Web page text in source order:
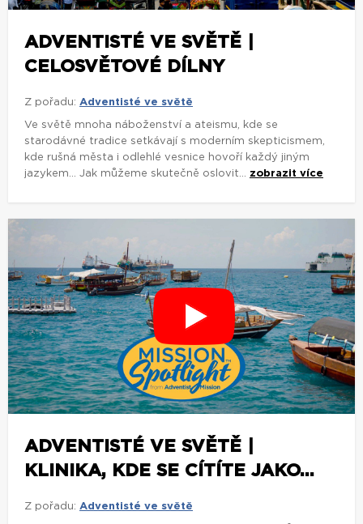
ADVENTISTÉ VE SVĚTĚ |
CELOSVĚTOVÉ DÍLNY
Z pořadu: Adventisté ve světě
Ve světě mnoha náboženství a ateismu, kde se
starodávné tradice setkávají s moderním skepticismem,
kde rušná města i odlehlé vesnice hovoří každý jiným
jazykem... Jak můžeme skutečně oslovit... zobrazit více
ADVENTISTÉ VE SVĚTĚ |
KLINIKA, KDE SE CÍTÍTE JAKO...
Z pořadu: Adventisté ve světě